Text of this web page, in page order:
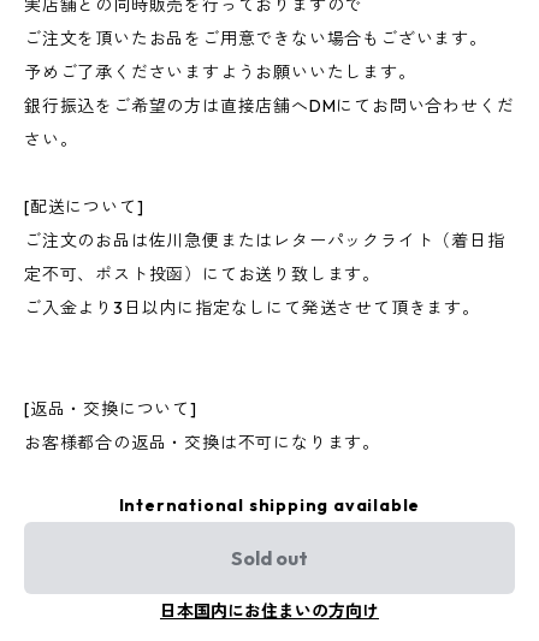
実店舗との同時販売を行っておりますので
ご注文を頂いたお品をご用意できない場合もございます。
予めご了承くださいますようお願いいたします。
銀行振込をご希望の方は直接店舗へDMにてお問い合わせくだ
さい。
[配送について]
ご注文のお品は佐川急便またはレターパックライト（着日指
定不可、ポスト投函）にてお送り致します。
ご入金より3日以内に指定なしにて発送させて頂きます。
[返品・交換について]
お客様都合の返品・交換は不可になります。
International shipping available
Sold out
日本国内にお住まいの方向け